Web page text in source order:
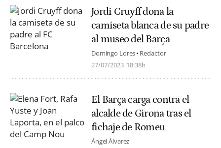
Jordi Cruyff dona la
camiseta blanca de su padre
al museo del Barça
Domingo Lores Redactor
27/07/2023 18:38h
El Barça carga contra el
alcalde de Girona tras el
fichaje de Romeu
Ángel Álvarez